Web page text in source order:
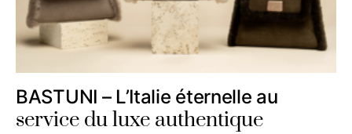
BASTUNI – L’Italie éternelle au
service du luxe authentique